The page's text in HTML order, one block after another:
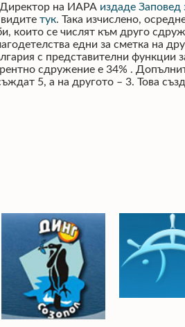
на ИАРА издаде Заповед
тук. Така изчислено,
които се числят към друго
едни за сметка на
с представителни функции
сдружение е 34% .
5, а на другото – 3. Това